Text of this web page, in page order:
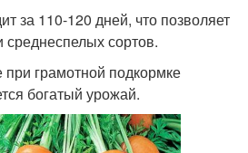
за 110-120 дней, что позволяет
среднеспелых сортов.
грамотной подкормке
богатый урожай.